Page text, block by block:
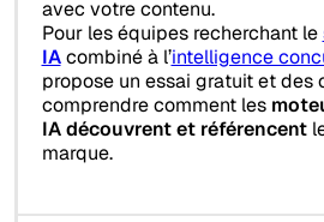
avec votre contenu.
Pour les équipes recherchant le
IAcombiné à l’intelligence
propose un essai gratuit et des
comprendre comment les
IA découvrent et référencent
marque.